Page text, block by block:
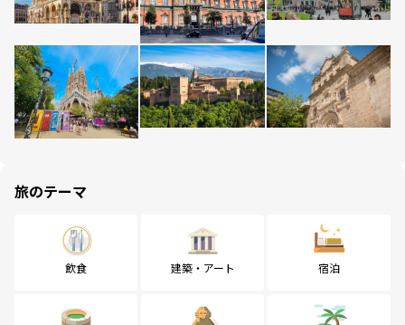
旅のテーマ
飲食 建築・アート 宿泊